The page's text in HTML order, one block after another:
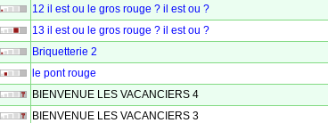
12 il est ou le gros rouge ? il est ou ?
13 il est ou le gros rouge ? il est ou ?
Briquetterie 2
le pont rouge
BIENVENUE LES VACANCIERS 4
BIENVENUE LES VACANCIERS 3